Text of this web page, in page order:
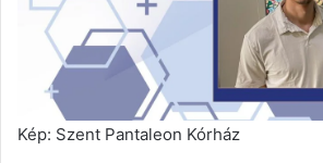
Kép: Szent Pantaleon Kórház